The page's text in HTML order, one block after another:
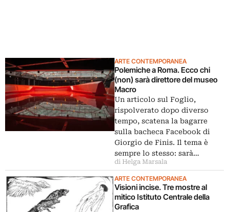
ARTE CONTEMPORANEA
Polemiche a Roma. Ecco chi
(non) sarà direttore del museo
Macro
Un articolo sul Foglio,
rispolverato dopo diverso
tempo, scatena la bagarre
sulla bacheca Facebook di
Giorgio de Finis. Il tema è
sempre lo stesso: sarà…
di Helga Marsala
ARTE CONTEMPORANEA
Visioni incise. Tre mostre al
mitico Istituto Centrale della
Grafica